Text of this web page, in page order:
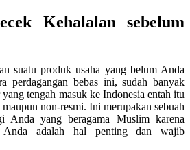
Kehalalan sebelum
suatu produk usaha yang belum Anda
perdagangan bebas ini, sudah banyak
tengah masuk ke Indonesia entah itu
non-resmi. Ini merupakan sebuah
Anda yang beragama Muslim karena
Anda adalah hal penting dan wajib